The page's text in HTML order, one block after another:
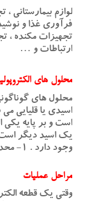
لوازم بیمارستانی
فرآوری غذا و
تجهیزات مکنده ،
ارتباطات و …
محلول های
محلول های
اسیدی یا قلیایی
است و بر پایه یکی
یک اسید دیگر است
وجود دارد . ۱- محدود ۲- نامحدود
مراحل عملیات
وقتی یک قطعه